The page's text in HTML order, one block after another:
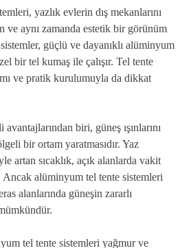
yazlık evlerin dış mekanlarını
ve aynı zamanda estetik bir görünüm
güçlü ve dayanıklı alüminyum
bir tel kumaş ile çalışır. Tel tente
ve pratik kurulumuyla da dikkat
biri, güneş ışınlarını
bir ortam yaratmasıdır. Yaz
artan sıcaklık, açık alanlarda vakit
Ancak alüminyum tel tente sistemleri
alanlarında güneşin zararlı
tel tente sistemleri yağmur ve